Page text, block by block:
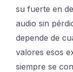
su fuerte en
audio sin
depende de
valores esos
siempre se